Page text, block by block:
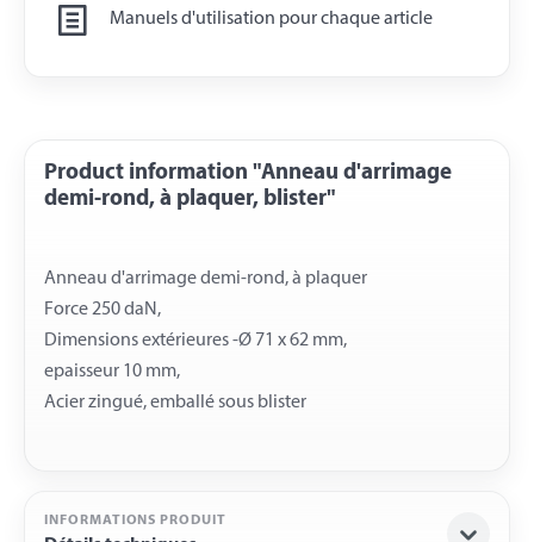
Manuels d'utilisation pour chaque article
Product information "Anneau d'arrimage
demi-rond, à plaquer, blister"
Anneau d'arrimage demi-rond, à plaquer
Force 250 daN,
Dimensions extérieures -Ø 71 x 62 mm,
epaisseur 10 mm,
INFORMATIONS PRODUIT